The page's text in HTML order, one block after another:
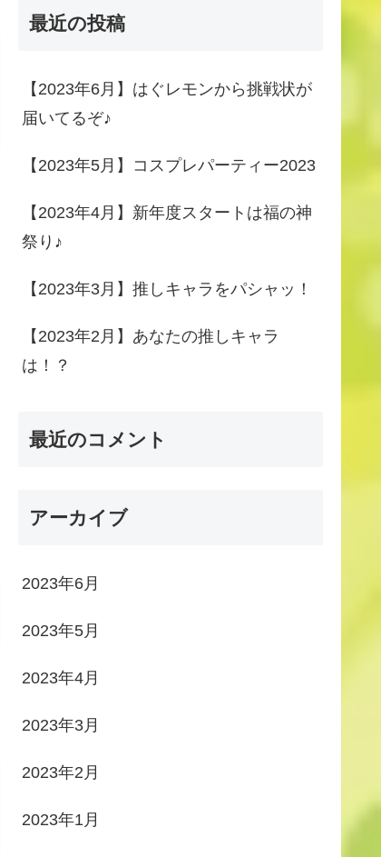
最近の投稿
【2023年6月】はぐレモンから挑戦状が
届いてるぞ♪
【2023年5月】コスプレパーティー2023
【2023年4月】新年度スタートは福の神
祭り♪
【2023年3月】推しキャラをパシャッ！
【2023年2月】あなたの推しキャラ
は！？
最近のコメント
アーカイブ
2023年6月
2023年5月
2023年4月
2023年3月
2023年2月
2023年1月